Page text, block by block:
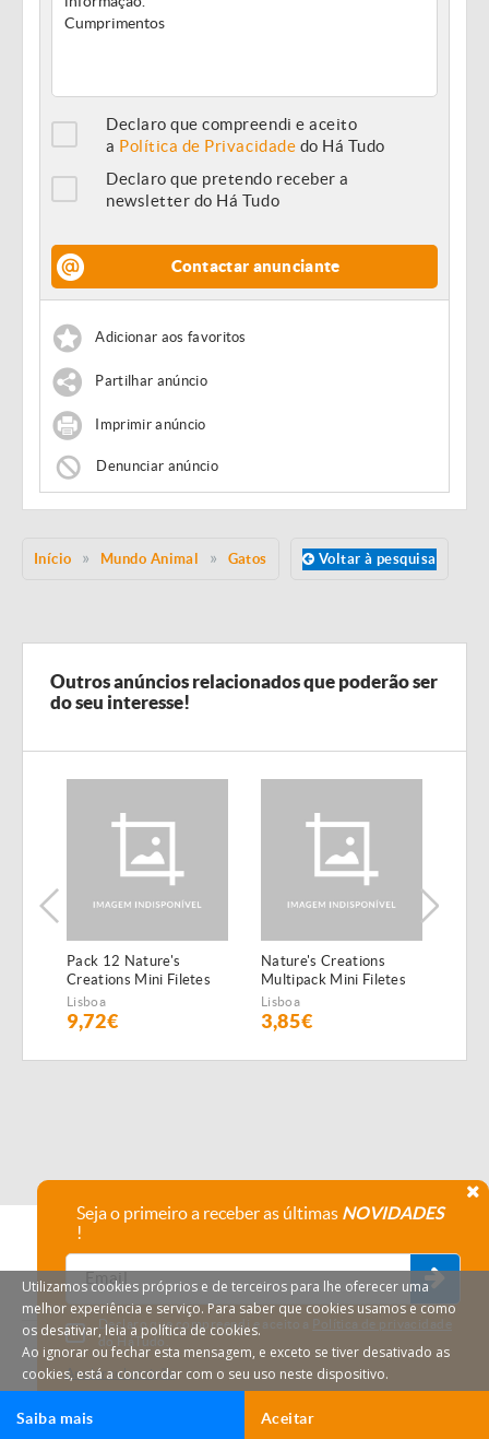
Ligar Email
Declaro que compreendi e aceito
a Política de Privacidade do Há Tudo
Declaro que pretendo receber a
newsletter do Há Tudo
Contactar anunciante
Adicionar aos favoritos
Partilhar anúncio
Imprimir anúncio
Denunciar anúncio
Início Mundo Animal Gatos Voltar à pesquisa
Outros anúncios relacionados que poderão ser
do seu interesse!
Pack 12 Nature's
Creations Mini Filetes
de Boi
Lisboa
9,72€
Nature's Creations
Multipack Mini Filetes
de Peixe do Oceano e
atum
Lisboa
3,85€
HáTudo © 2026 Todos os direitos reservados.
Seja o primeiro a receber as últimas NOVIDADES
!
Declaro que compreendi e aceito a Política de privacidade
do HáTudo.
Anular subscrição
Utilizamos cookies próprios e de terceiros para lhe oferecer uma
melhor experiência e serviço. Para saber que cookies usamos e como
os desativar, leia a política de cookies.
Ao ignorar ou fechar esta mensagem, e exceto se tiver desativado as
cookies, está a concordar com o seu uso neste dispositivo.
Aceitar
Saiba mais